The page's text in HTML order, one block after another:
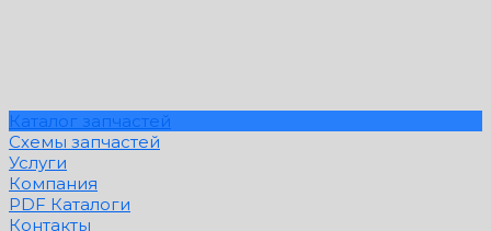
Каталог запчастей
Схемы запчастей
Услуги
Компания
PDF Каталоги
Контакты